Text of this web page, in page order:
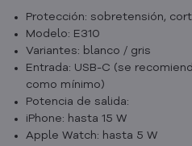
Protección: sobretensión,
Modelo: E310
Variantes: blanco / gris
Entrada: USB-C (se
como mínimo)
Potencia de salida:
iPhone: hasta 15 W
Apple Watch: hasta 5 W